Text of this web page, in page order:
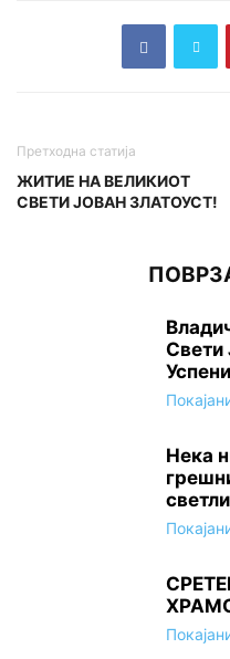
Претходна статија
ЖИТИЕ НА ВЕЛИКИОТ
СВЕТИ ЈОВАН ЗЛАТОУСТ!
Свети
Нека